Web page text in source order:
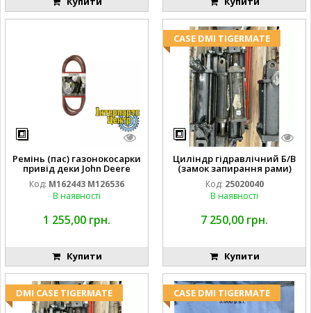
Ремінь (пас) газонокосарки
привід деки John Deere
M162443 M126536
Код: M162443 M126536
В наявності
1 255,00 грн.
Купити
CASE DMI TIGERMATE
Циліндр гідравлічний Б/В
(замок запирання рами)
2''X4'' 25320040
Код: 25020040
В наявності
7 250,00 грн.
Купити
DMI CASE TIGERMATE CASE DMI TIGERMATE